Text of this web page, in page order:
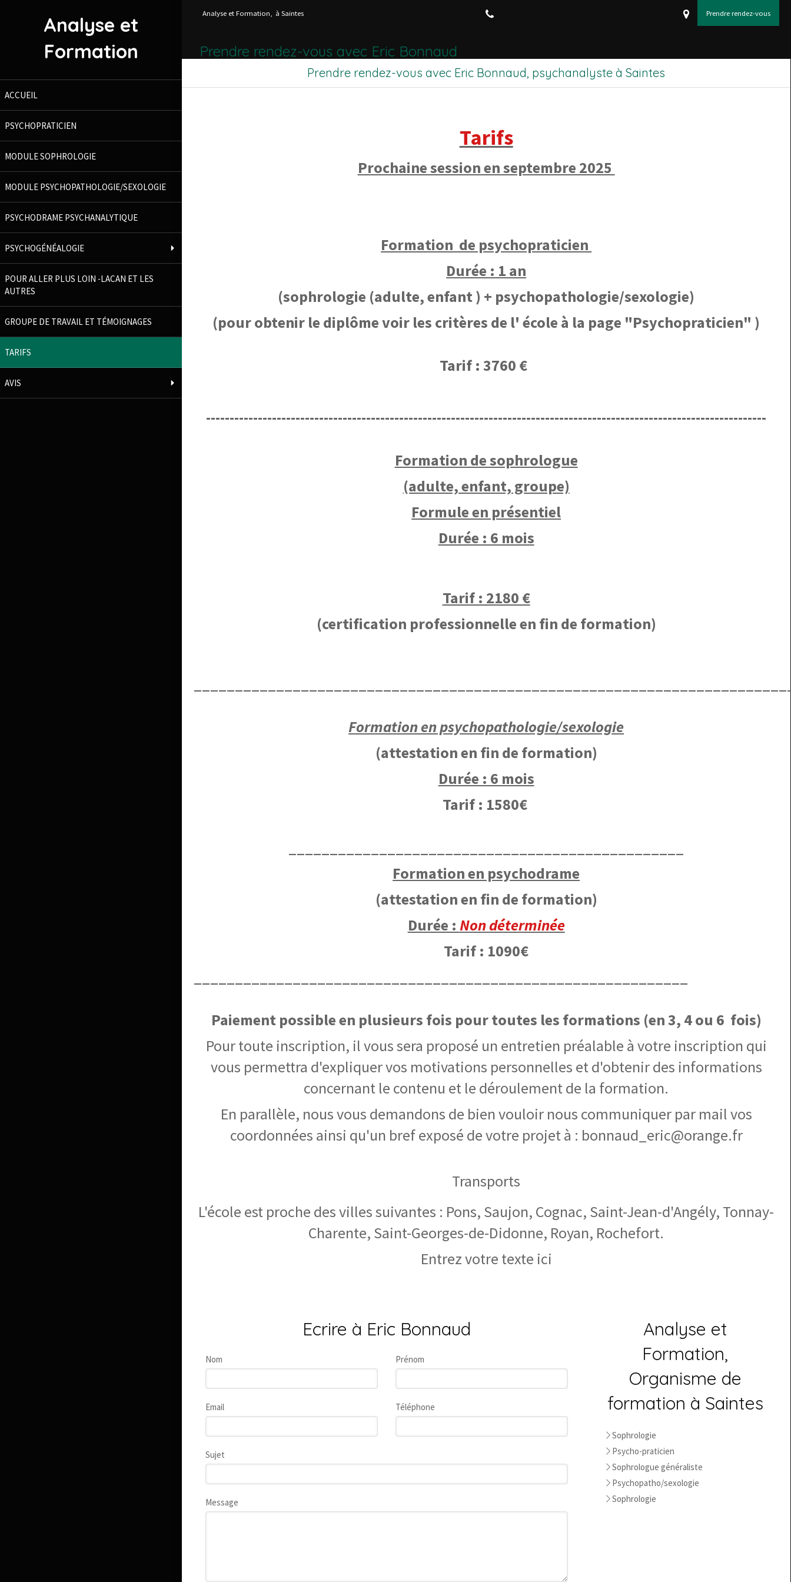
Analyse et
Formation
ACCUEIL
PSYCHOPRATICIEN
MODULE SOPHROLOGIE
MODULE PSYCHOPATHOLOGIE/SEXOLOGIE
PSYCHODRAME PSYCHANALYTIQUE
PSYCHOGÉNÉALOGIE
POUR ALLER PLUS LOIN -LACAN ET LES
AUTRES
GROUPE DE TRAVAIL ET TÉMOIGNAGES
TARIFS
AVIS
Analyse et Formation, à Saintes Prendre rendez-vous
Prendre rendez-vous avec Eric Bonnaud
Prendre rendez-vous avec Eric Bonnaud, psychanalyste à Saintes
Tarifs
Prochaine session en septembre 2025
Formation de psychopraticien
Durée : 1 an
(sophrologie (adulte, enfant ) + psychopathologie/sexologie)
(pour obtenir le diplôme voir les critères de l' école à la page "Psychopraticien" )
Tarif : 3760 €
-----------------------------------------------------------------------------------------------------------------------
Formation de sophrologue
(adulte, enfant, groupe)
Formule en présentiel
Durée : 6 mois
Tarif : 2180 €
(certification professionnelle en fin de formation)
Formation en psychopathologie/sexologie
(attestation en fin de formation)
Durée : 6 mois
Tarif : 1580€
Formation en psychodrame
(attestation en fin de formation)
Durée : Non déterminée
Tarif : 1090€
Paiement possible en plusieurs fois pour toutes les formations (en 3, 4 ou 6 fois)
Pour toute inscription, il vous sera proposé un entretien préalable à votre inscription qui
vous permettra d'expliquer vos motivations personnelles et d'obtenir des informations
concernant le contenu et le déroulement de la formation.
En parallèle, nous vous demandons de bien vouloir nous communiquer par mail vos
coordonnées ainsi qu'un bref exposé de votre projet à : bonnaud_eric@orange.fr
Transports
L'école est proche des villes suivantes : Pons, Saujon, Cognac, Saint-Jean-d'Angély, Tonnay-
Charente, Saint-Georges-de-Didonne, Royan, Rochefort.
Entrez votre texte ici
Ecrire à Eric Bonnaud
Nom Prénom
Email Téléphone
Sujet
Message
Analyse et
Formation,
Organisme de
formation à Saintes
Sophrologie
Psycho-praticien
Sophrologue généraliste
Psychopatho/sexologie
Sophrologie